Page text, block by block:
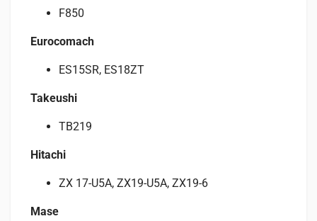
F850
Eurocomach
ES15SR, ES18ZT
Takeushi
TB219
Hitachi
ZX 17-U5A, ZX19-U5A, ZX19-6
Mase